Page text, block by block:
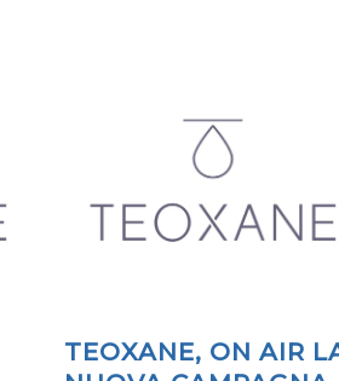
TEOXANE, ON AIR